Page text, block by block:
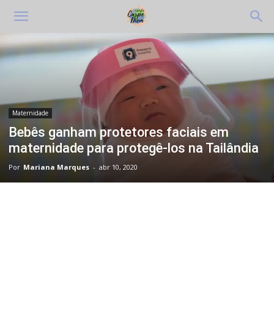
Maternidade
Bebês ganham protetores faciais em
maternidade para protegê-los na Tailândia
Por Mariana Marques - abr 10, 2020